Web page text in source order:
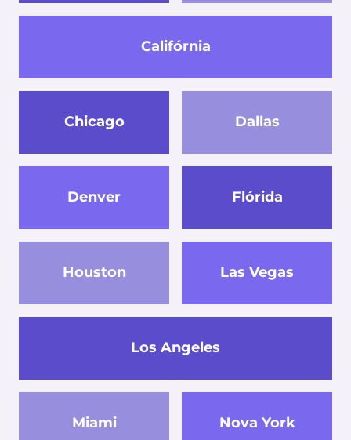
Califórnia
Chicago Dallas
Denver Flórida
Houston Las Vegas
Los Angeles
Miami Nova York